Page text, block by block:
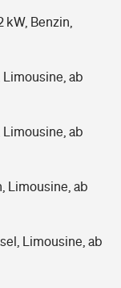
kW, Benzin,
Limousine, ab
Limousine, ab
Limousine, ab
Limousine, ab